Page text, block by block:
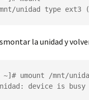
unidad type ext3
la unidad y
~]# umount /mnt/
device is busy